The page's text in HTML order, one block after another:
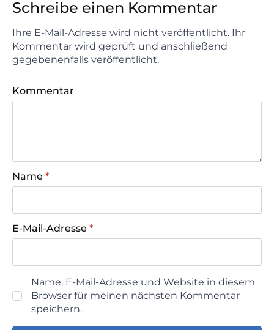
Schreibe einen Kommentar
Ihre E-Mail-Adresse wird nicht veröffentlicht. Ihr
Kommentar wird geprüft und anschließend
gegebenenfalls veröffentlicht.
Kommentar
Name *
E-Mail-Adresse *
Name, E-Mail-Adresse und Website in diesem
Browser für meinen nächsten Kommentar
speichern.